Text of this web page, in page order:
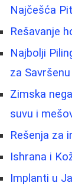
Najčešća
Rešavanje
Najbolji
za
Zimska
suvu i
Rešenja za
Ishrana i
Implanti u